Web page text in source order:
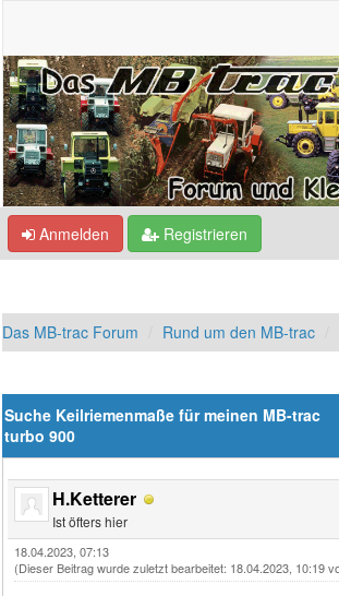
Anmelden Registrieren
Das MB-trac Forum Rund um den MB-trac
Suche Keilriemenmaße für meinen MB-trac
turbo 900
H.Ketterer
Ist öfters hier
18.04.2023, 07:13
(Dieser Beitrag wurde zuletzt bearbeitet: 18.04.2023, 10:19